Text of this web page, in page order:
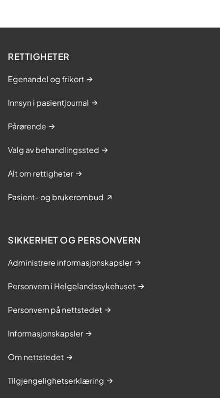
RETTIGHETER
Egenandel og frikort
Innsyn i pasientjournal
Pårørende
Valg av behandlingssted
Alt om rettigheter
Pasient- og brukerombud
SIKKERHET OG PERSONVERN
Administrere informasjonskapsler
Personvern i Helgelandssykehuset
Personvern på nettstedet
Informasjonskapsler
Om nettstedet
Tilgjengelighetserklæring